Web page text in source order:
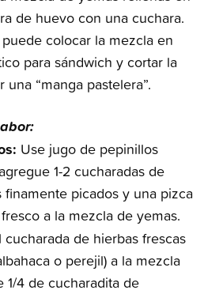
de huevo con una cuchara.
colocar la mezcla en
para sándwich y cortar la
“manga pastelera”.
Use jugo de pepinillos
1-2 cucharadas de
picados y una pizca
a la mezcla de yemas.
cucharada de hierbas frescas
o perejil) a la mezcla
1/4 de cucharadita de